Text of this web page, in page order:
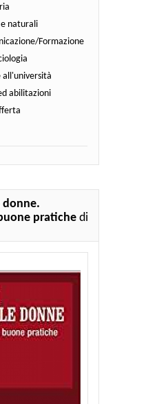
e naturali
Formazione
all'università
abilitazioni
donne.
pratiche di